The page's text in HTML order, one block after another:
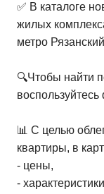
✅ В каталоге
жилых
метро
🔍Чтобы найти
📊 С целью
квартиры, в
- цены,
-